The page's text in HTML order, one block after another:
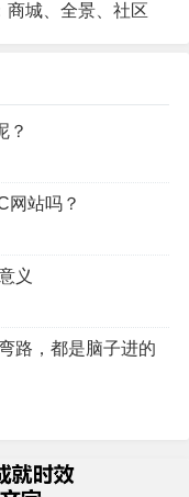
商城、全景、社区
？
网站吗？
义
路，都是脑子进的